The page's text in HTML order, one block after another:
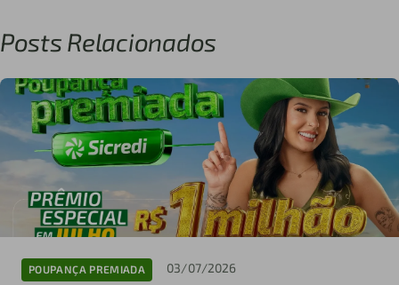
Posts Relacionados
POUPANÇA PREMIADA 03/07/2026